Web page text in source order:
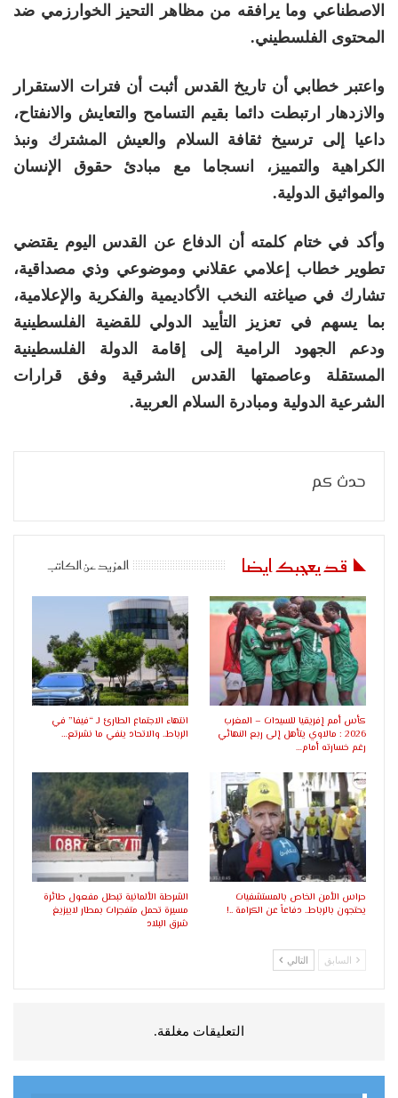
الاصطناعي وما يرافقه من مظاهر التحيز الخوارزمي ضد
المحتوى الفلسطيني.
واعتبر خطابي أن تاريخ القدس أثبت أن فترات الاستقرار
والازدهار ارتبطت دائما بقيم التسامح والتعايش والانفتاح،
داعيا إلى ترسيخ ثقافة السلام والعيش المشترك ونبذ
الكراهية والتمييز، انسجاما مع مبادئ حقوق الإنسان
والمواثيق الدولية.
وأكد في ختام كلمته أن الدفاع عن القدس اليوم يقتضي
تطوير خطاب إعلامي عقلاني وموضوعي وذي مصداقية،
تشارك في صياغته النخب الأكاديمية والفكرية والإعلامية،
بما يسهم في تعزيز التأييد الدولي للقضية الفلسطينية
ودعم الجهود الرامية إلى إقامة الدولة الفلسطينية
المستقلة وعاصمتها القدس الشرقية وفق قرارات
الشرعية الدولية ومبادرة السلام العربية.
حدث كم
قد يعجبك ايضا المزيد عن الكاتب
كأس أمم إفريقيا للسيدات – المغرب
2026 : مالاوي يتأهل إلى ربع النهائي
رغم خسارته أمام…
انتهاء الاجتماع الطارئ لـ “فيفا” في
الرباط.. والاتحاد ينفي ما نشرتع…
حراس الأمن الخاص بالمستشفيات
يحتجون بالرباط.. دفاعاً عن الكرامة ..!
الشرطة الألمانية تبطل مفعول طائرة
مسيرة تحمل متفجرات بمطار لايبزيغ
شرق البلاد
السابق التالي
التعليقات مغلقة.